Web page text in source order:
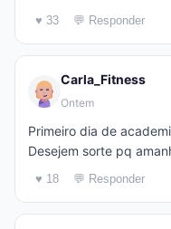
♥ 33 💬 Responder
Carla_Fitness
Ontem
Primeiro dia de
Desejem sorte pq
♥ 18 💬 Responder